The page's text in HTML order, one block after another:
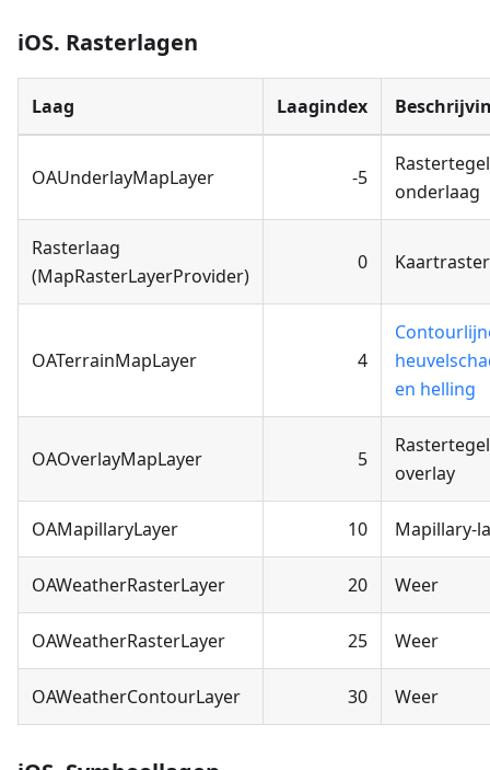
iOS. Rasterlagen
Laag Laagindex
OAUnderlayMapLayer -5
onderlaag
Rasterlaag
(MapRasterLayerProvider)
0
OATerrainMapLayer 4
en helling
OAOverlayMapLayer 5
overlay
OAMapillaryLayer 10 Mapillary-
OAWeatherRasterLayer 20 Weer
OAWeatherRasterLayer 25 Weer
OAWeatherContourLayer 30 Weer